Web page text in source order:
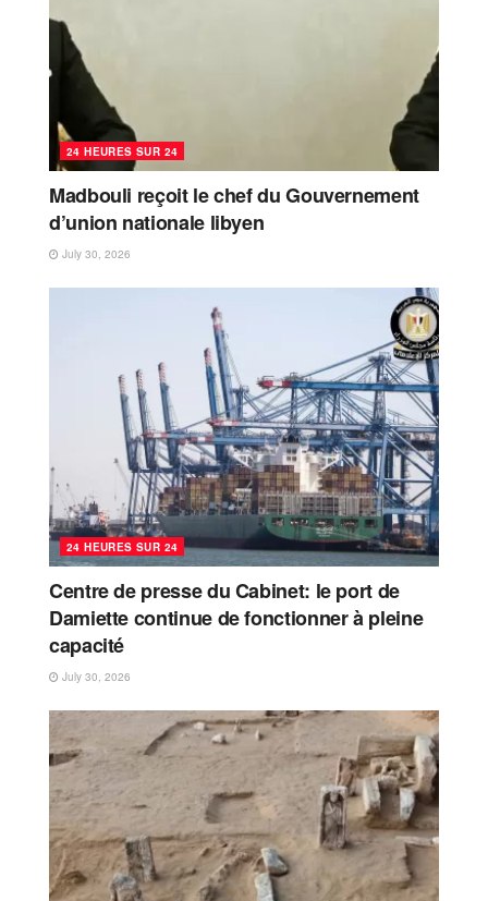
24 HEURES SUR 24
Madbouli reçoit le chef du Gouvernement
d’union nationale libyen
July 30, 2026
24 HEURES SUR 24
Centre de presse du Cabinet: le port de
Damiette continue de fonctionner à pleine
capacité
July 30, 2026